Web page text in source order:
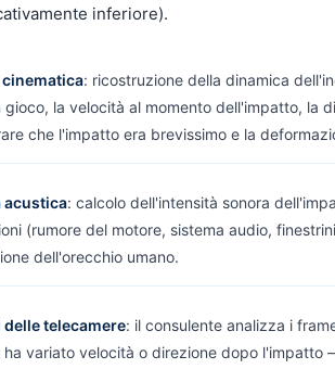
inferiore).
cinematica: ricostruzione della dinamica
gioco, la velocità al momento dell'impatto, la
che l'impatto era brevissimo e la
acustica: calcolo dell'intensità sonora
(rumore del motore, sistema audio,
dell'orecchio umano.
telecamere: il consulente analizza i
ha variato velocità o direzione dopo l'impatto